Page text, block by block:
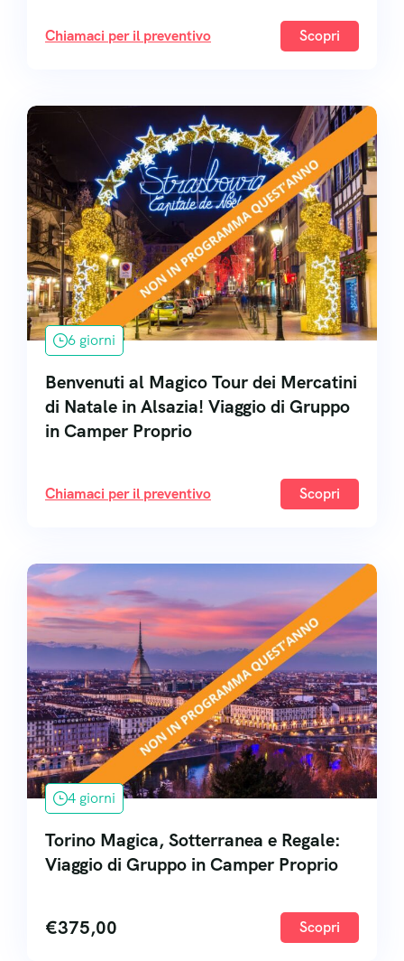
Chiamaci per il preventivo Scopri
6 giorni
Benvenuti al Magico Tour dei Mercatini
di Natale in Alsazia! Viaggio di Gruppo
in Camper Proprio
Chiamaci per il preventivo Scopri
4 giorni
Torino Magica, Sotterranea e Regale:
Viaggio di Gruppo in Camper Proprio
€375,00 Scopri